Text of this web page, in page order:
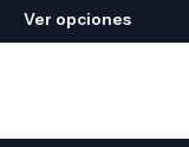
Ver opciones